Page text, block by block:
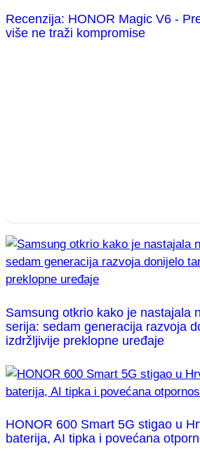
Recenzija: HONOR Magic V6 -
više ne traži kompromise
Samsung otkrio kako je nastajala
serija: sedam generacija razvoja
izdržljivije preklopne uređaje
HONOR 600 Smart 5G stigao u
baterija, AI tipka i povećana